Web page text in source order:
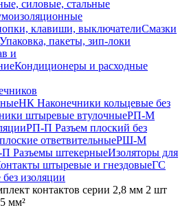
силовые, стальные
клавиши, выключателиСмазки
Упаковка, пакеты, зип-локи
и
Кондиционеры и расходные
НК Наконечники кольцевые без
штыревые втулочныеРП-М
РП-П Разъем плоский без
ответвительныеРШ-М
Разъемы штекерныеИзоляторы для
штыревые и гнездовыеГС
изоляции
контактов серии 2,8 мм 2 шт
мм²